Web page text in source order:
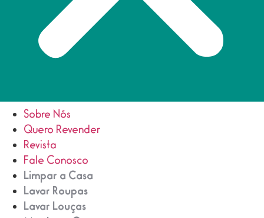
Sobre Nós
Quero Revender
Revista
Fale Conosco
Limpar a Casa
Lavar Roupas
Lavar Louças